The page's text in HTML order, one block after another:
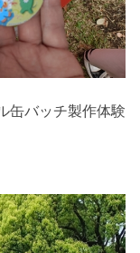
缶バッチ製作体験